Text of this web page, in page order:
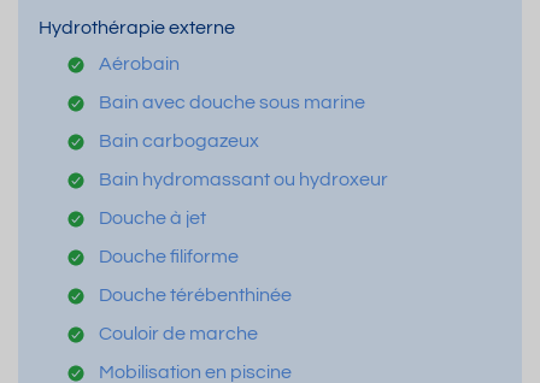
Hydrothérapie externe
Aérobain
Bain avec douche sous marine
Bain carbogazeux
Bain hydromassant ou hydroxeur
Douche à jet
Douche filiforme
Douche térébenthinée
Couloir de marche
Mobilisation en piscine